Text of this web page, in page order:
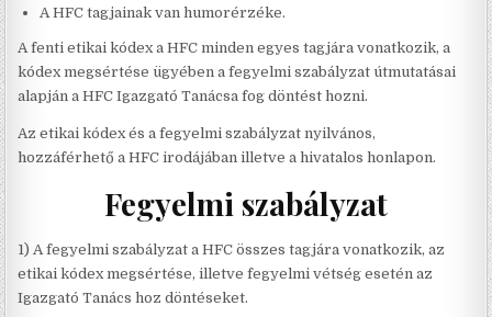
A HFC tagjainak van humorérzéke.
A fenti etikai kódex a HFC minden egyes tagjára vonatkozik, a
kódex megsértése ügyében a fegyelmi szabályzat útmutatásai
alapján a HFC Igazgató Tanácsa fog döntést hozni.
Az etikai kódex és a fegyelmi szabályzat nyilvános,
hozzáférhető a HFC irodájában illetve a hivatalos honlapon.
Fegyelmi szabályzat
1) A fegyelmi szabályzat a HFC összes tagjára vonatkozik, az
etikai kódex megsértése, illetve fegyelmi vétség esetén az
Igazgató Tanács hoz döntéseket.